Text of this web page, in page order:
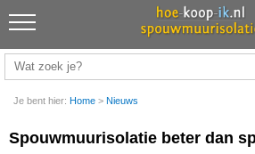
Je bent hier: Home > Nieuws
Spouwmuurisolatie beter dan